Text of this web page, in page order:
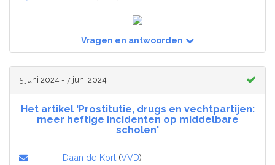
Vragen en antwoorden
5 juni 2024 - 7 juni 2024
Het artikel 'Prostitutie, drugs en vechtpartijen:
meer heftige incidenten op middelbare
scholen'
Daan de Kort (VVD)